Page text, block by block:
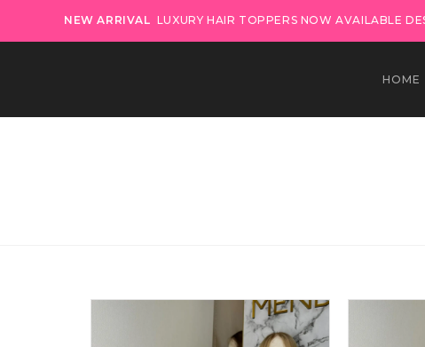
NEW ARRIVAL LUXURY HAIR TOPPERS NOW AVAILABLE
HOME